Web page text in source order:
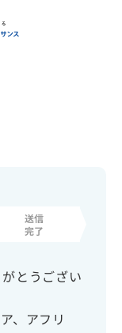
送信
完了
とうござい
、アフリ